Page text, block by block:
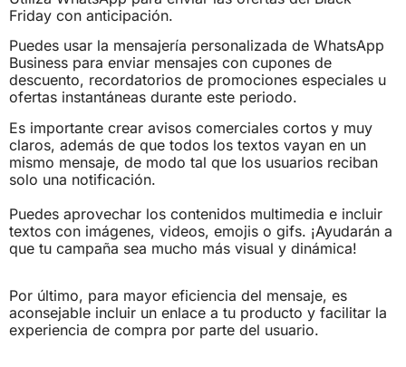
Friday con anticipación.
Puedes usar la mensajería personalizada de WhatsApp
Business para enviar mensajes con cupones de
descuento, recordatorios de promociones especiales u
ofertas instantáneas durante este periodo.
Es importante crear avisos comerciales cortos y muy
claros, además de que todos los textos vayan en un
mismo mensaje, de modo tal que los usuarios reciban
solo una notificación.
Puedes aprovechar los contenidos multimedia e incluir
textos con imágenes, videos, emojis o gifs. ¡Ayudarán a
que tu campaña sea mucho más visual y dinámica!
Por último, para mayor eficiencia del mensaje, es
aconsejable incluir un enlace a tu producto y facilitar la
experiencia de compra por parte del usuario.